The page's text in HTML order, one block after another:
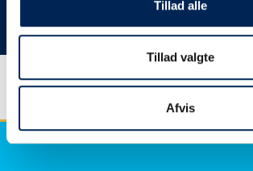
Tillad alle
Tillad valgte
Afvis
Vielen Dank für Ihr Verständnis.